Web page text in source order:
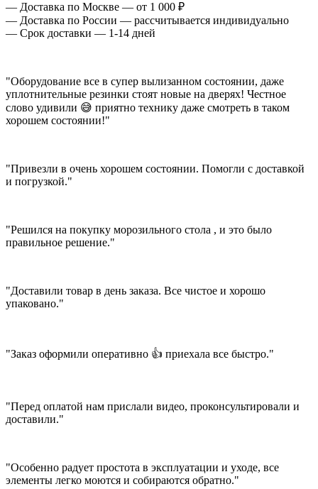
— Доставка по Москве — от 1 000 ₽
— Доставка по России — рассчитывается индивидуально
— Срок доставки — 1-14 дней
"Оборудование все в супер вылизанном состоянии, даже
уплотнительные резинки стоят новые на дверях! Честное
слово удивили 😅 приятно технику даже смотреть в таком
хорошем состоянии!"
"Привезли в очень хорошем состоянии. Помогли с доставкой
и погрузкой."
"Решился на покупку морозильного стола , и это было
правильное решение."
"Доставили товар в день заказа. Все чистое и хорошо
упаковано."
"Заказ оформили оперативно 👍 приехала все быстро."
"Перед оплатой нам прислали видео, проконсультировали и
доставили."
"Особенно радует простота в эксплуатации и уходе, все
элементы легко моются и собираются обратно."